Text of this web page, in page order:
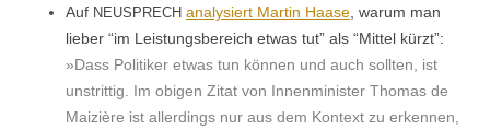
Auf NEUSPRECH analysiert Mar­tin Haase , warum man
lieber “im Leis­tungs­bere­ich etwas tut” als “Mit­tel kürzt”:
»Dass Poli­tik­er etwas tun kön­nen und auch soll­ten, ist
unstrit­tig. Im obi­gen Zitat von Innen­min­is­ter Thomas de
Maiz­ière ist allerd­ings nur aus dem Kon­text zu erken­nen,